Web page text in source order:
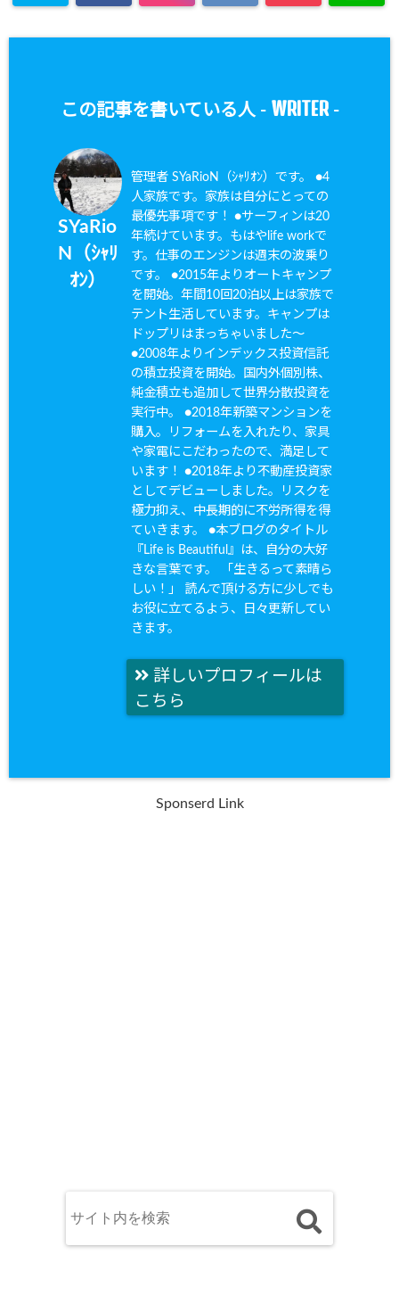
この記事を書いている人 - WRITER-
SYaRio
N（ｼｬﾘ
ｵﾝ）
管理者 SYaRioN（ｼｬﾘｵﾝ）です。 ●4
人家族です。家族は自分にとっての
最優先事項です！ ●サーフィンは20
年続けています。もはやlife workで
す。仕事のエンジンは週末の波乗り
です。 ●2015年よりオートキャンプ
を開始。年間10回20泊以上は家族で
テント生活しています。キャンプは
ドップリはまっちゃいました〜
●2008年よりインデックス投資信託
の積立投資を開始。国内外個別株、
純金積立も追加して世界分散投資を
実行中。 ●2018年新築マンションを
購入。リフォームを入れたり、家具
や家電にこだわったので、満足して
います！ ●2018年より不動産投資家
としてデビューしました。リスクを
極力抑え、中長期的に不労所得を得
ていきます。 ●本ブログのタイトル
『Life is Beautiful』は、自分の大好
きな言葉です。 「生きるって素晴ら
しい！」 読んで頂ける方に少しでも
お役に立てるよう、日々更新してい
きます。
詳しいプロフィールは
こちら
Sponserd Link